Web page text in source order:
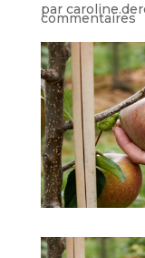
par
commentaires